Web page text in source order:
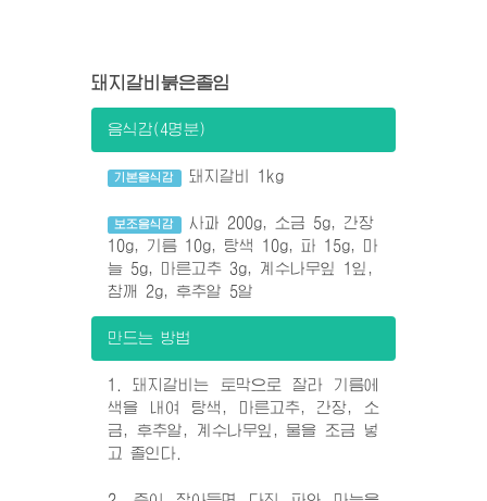
돼지갈비붉은졸임
음식감(4명분)
기본음식감 돼지갈비 1kg
보조음식감
사과 200g, 소금 5g, 간장
10g, 기름 10g, 탕색 10g, 파 15g, 마
늘 5g, 마른고추 3g, 계수나무잎 1잎,
참깨 2g, 후추알 5알
만드는 방법
1. 돼지갈비는 토막으로 잘라 기름에
색을 내여 탕색, 마른고추, 간장, 소
금, 후추알, 계수나무잎, 물을 조금 넣
고 졸인다.